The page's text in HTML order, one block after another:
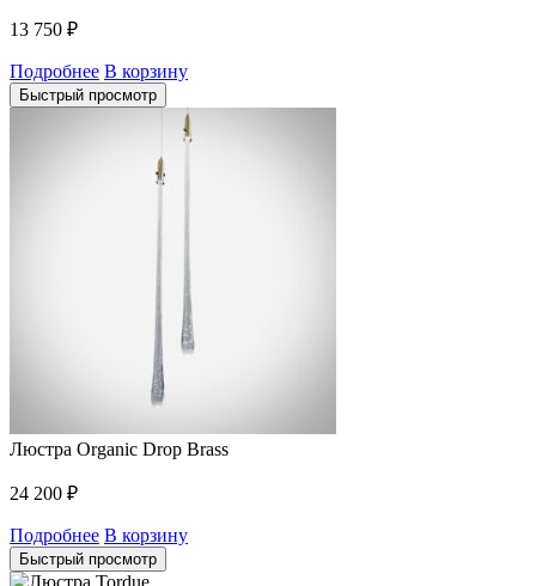
13 750 ₽
Подробнее В корзину
Быстрый просмотр
Люстра Organic Drop Brass
24 200 ₽
Подробнее В корзину
Быстрый просмотр